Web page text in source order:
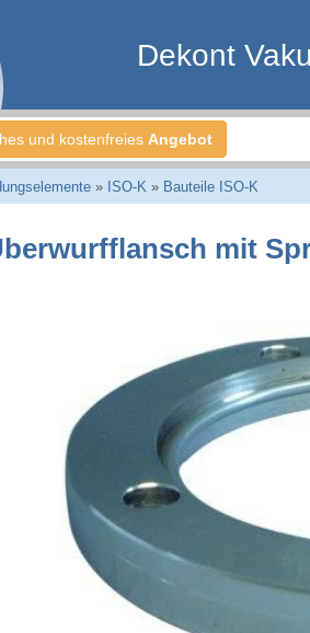
Dekont
und kostenfreies Angebot
» ISO-K » Bauteile ISO-K
mit